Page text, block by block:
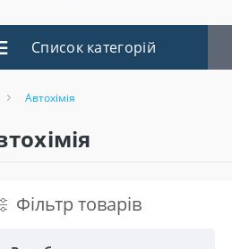
Список категорій
Автохімія
Фільтр товарів